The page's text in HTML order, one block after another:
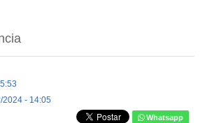
2024 - 14:05
Whatsapp